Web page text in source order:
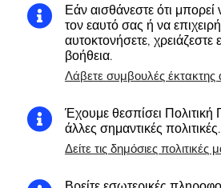

Εάν αισθάνεστε ότι
τον εαυτό σας ή να
αυτοκτονήσετε, χρειάζεστε
βοήθεια.
Λάβετε συμβουλές

Έχουμε θεσπίσει Πολιτική
άλλες σημαντικές πολιτικές.
Δείτε τις δημόσιες πολιτικές